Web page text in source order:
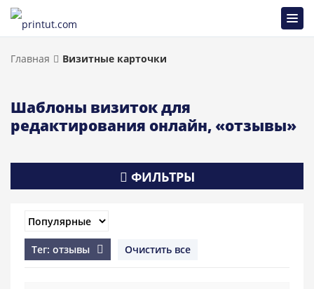
Главная Визитные карточки
Шаблоны визиток для
редактирования онлайн, «отзывы»
ФИЛЬТРЫ
Тег: отзывы Очистить все